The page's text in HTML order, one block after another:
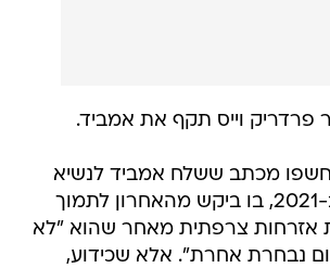
פרדריק וייס תקף את אמביד.
מכתב ששלח אמביד לנשיא
עמנואל מקרון ב-2021, בו ביקש מהאחרון לתמוך
אזרחות צרפתית מאחר שהוא "לא
נבחרת אחרת". אלא שכידוע,